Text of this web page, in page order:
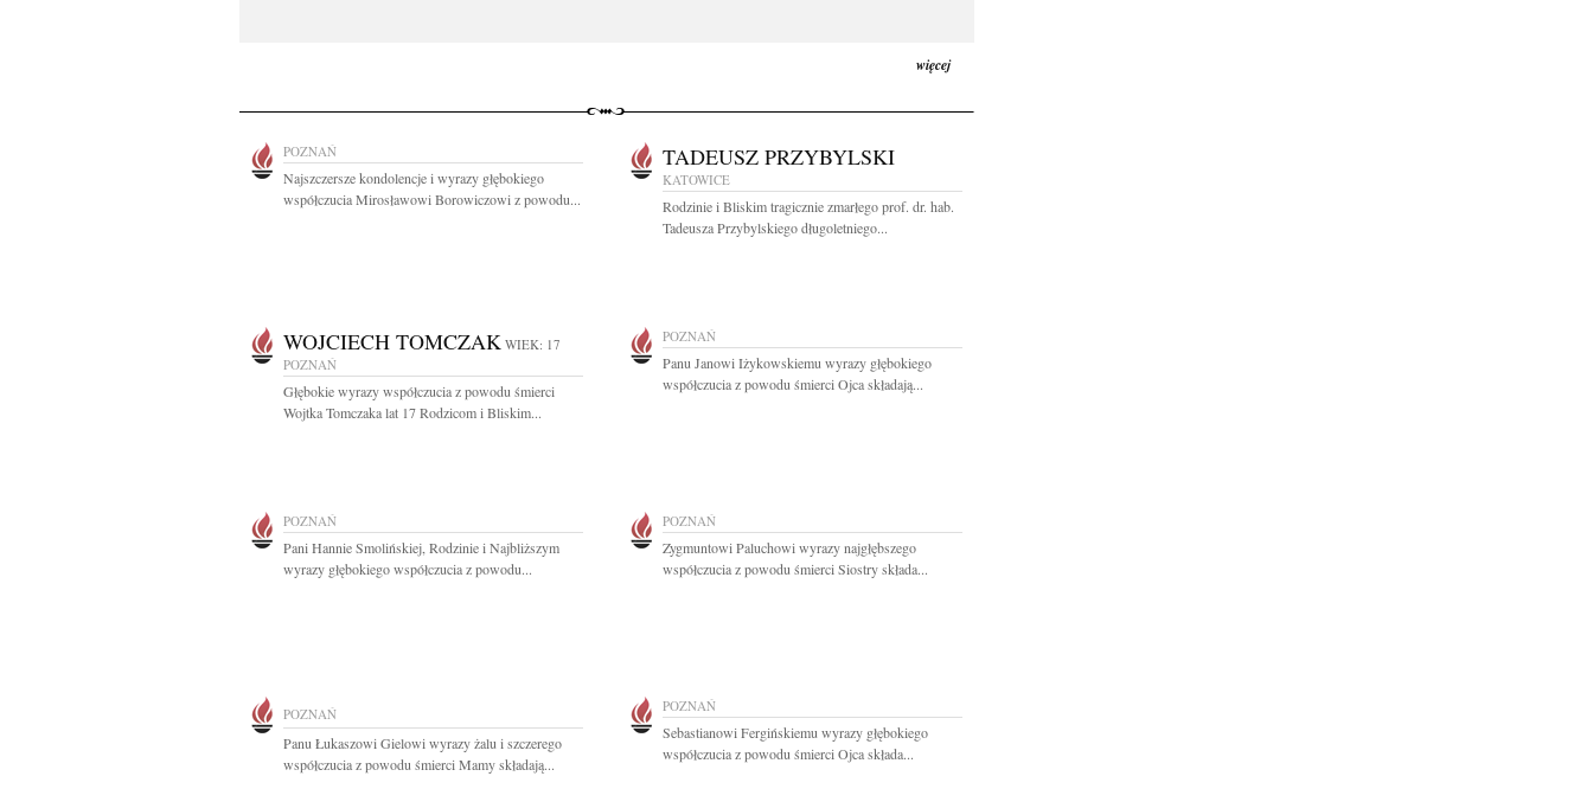
więcej
POZNAŃ
Najszczersze kondolencje i wyrazy głębokiego
współczucia Mirosławowi Borowiczowi z powodu...
TADEUSZ PRZYBYLSKI
KATOWICE
Rodzinie i Bliskim tragicznie zmarłego prof. dr. hab.
Tadeusza Przybylskiego długoletniego...
WOJCIECH TOMCZAK WIEK: 17
POZNAŃ
Głębokie wyrazy współczucia z powodu śmierci
Wojtka Tomczaka lat 17 Rodzicom i Bliskim...
POZNAŃ
Panu Janowi Iżykowskiemu wyrazy głębokiego
współczucia z powodu śmierci Ojca składają...
POZNAŃ
Pani Hannie Smolińskiej, Rodzinie i Najbliższym
wyrazy głębokiego współczucia z powodu...
POZNAŃ
Zygmuntowi Paluchowi wyrazy najgłębszego
współczucia z powodu śmierci Siostry składa...
POZNAŃ
Panu Łukaszowi Gielowi wyrazy żalu i szczerego
współczucia z powodu śmierci Mamy składają...
POZNAŃ
Sebastianowi Fergińskiemu wyrazy głębokiego
współczucia z powodu śmierci Ojca składa...